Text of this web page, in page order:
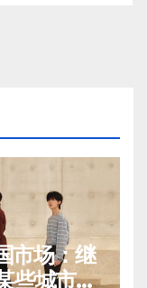
市场：继
些城市的